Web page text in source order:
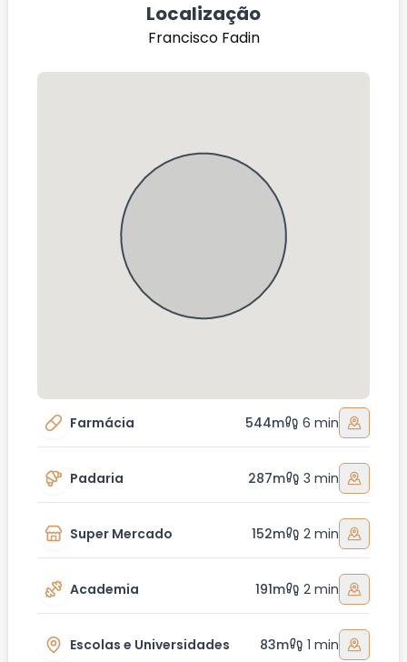
Localização
Francisco Fadin
Farmácia 544m 6 min
Padaria 287m 3 min
Super Mercado 152m 2 min
Academia 191m 2 min
Escolas e Universidades 83m 1 min